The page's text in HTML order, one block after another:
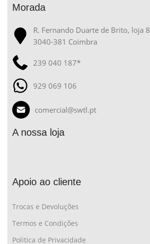
Morada
R. Fernando Duarte de Brito, loja 8
3040-381 Coimbra
239 040 187*
929 069 106
comercial@swtl.pt
A nossa loja
Apoio ao cliente
Trocas e Devoluções
Termos e Condições
Politica de Privacidade